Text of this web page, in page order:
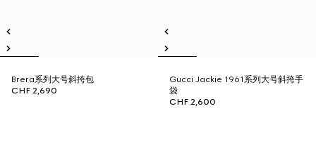
Brera系列大号斜挎包
CHF 2,690
Gucci Jackie 1961系列大号斜挎手
袋
CHF 2,600